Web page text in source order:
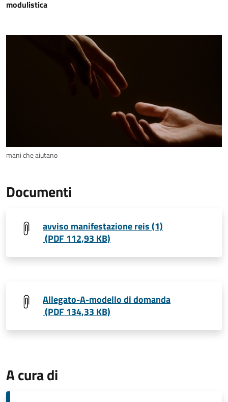
modulistica
mani che aiutano
Documenti
avviso manifestazione reis (1)
(PDF 112,93 KB)
Allegato-A-modello di domanda
(PDF 134,33 KB)
A cura di